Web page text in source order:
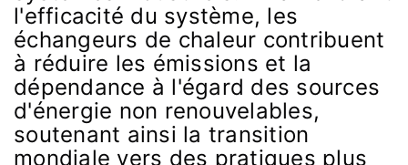
l'efficacité du système, les
échangeurs de chaleur contribuent
à réduire les émissions et la
dépendance à l'égard des sources
d'énergie non renouvelables,
soutenant ainsi la transition
mondiale vers des pratiques plus